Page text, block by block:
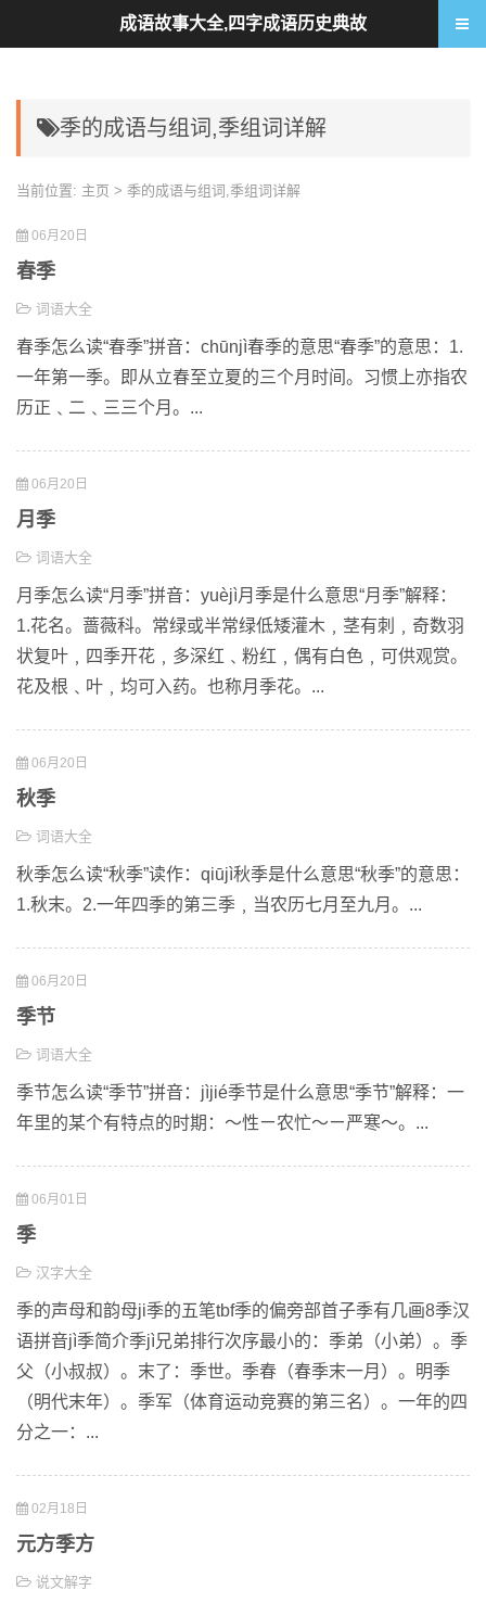
季的成语与组词,季组词详解
当前位置: 主页 > 季的成语与组词,季组词详解
06月20日
春季
词语大全
春季怎么读“春季”拼音：chūnjì春季的意思“春季”的意思：1.
一年第一季。即从立春至立夏的三个月时间。习惯上亦指农
历正﹑二﹑三三个月。...
06月20日
月季
词语大全
月季怎么读“月季”拼音：yuèjì月季是什么意思“月季”解释：
1.花名。蔷薇科。常绿或半常绿低矮灌木﹐茎有刺﹐奇数羽
状复叶﹐四季开花﹐多深红﹑粉红﹐偶有白色﹐可供观赏。
花及根﹑叶﹐均可入药。也称月季花。...
06月20日
秋季
词语大全
秋季怎么读“秋季”读作：qiūjì秋季是什么意思“秋季”的意思：
1.秋末。2.一年四季的第三季﹐当农历七月至九月。...
06月20日
季节
词语大全
季节怎么读“季节”拼音：jìjié季节是什么意思“季节”解释：一
年里的某个有特点的时期：～性ㄧ农忙～ㄧ严寒～。...
06月01日
季
汉字大全
季的声母和韵母ji季的五笔tbf季的偏旁部首子季有几画8季汉
语拼音jì季简介季jì兄弟排行次序最小的：季弟（小弟）。季
父（小叔叔）。末了：季世。季春（春季末一月）。明季
（明代末年）。季军（体育运动竞赛的第三名）。一年的四
分之一：...
02月18日
元方季方
说文解字
成语故事大全,四字成语历史典故